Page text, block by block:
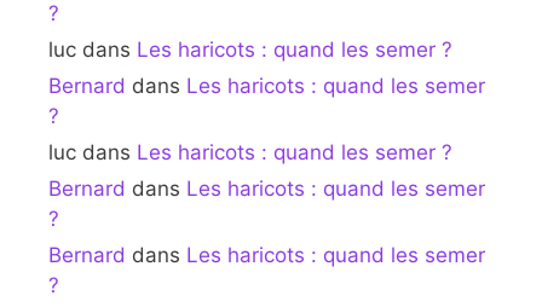
?
luc dans Les haricots : quand les semer ?
Bernard dans Les haricots : quand les semer
?
luc dans Les haricots : quand les semer ?
Bernard dans Les haricots : quand les semer
?
Bernard dans Les haricots : quand les semer
?